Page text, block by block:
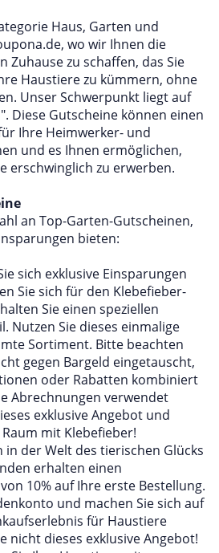
Haus, Garten und
wo wir Ihnen die
Zuhause zu schaffen, das Sie
Haustiere zu kümmern, ohne
Unser Schwerpunkt liegt auf
Diese Gutscheine können einen
Ihre Heimwerker- und
und es Ihnen ermöglichen,
erschwinglich zu erwerben.
an Top-Garten-Gutscheinen,
bieten:
sich exklusive Einsparungen
Sie sich für den Klebefieber-
Sie einen speziellen
Nutzen Sie dieses einmalige
Sortiment. Bitte beachten
gegen Bargeld eingetauscht,
oder Rabatten kombiniert
Abrechnungen verwendet
exklusive Angebot und
mit Klebefieber!
in der Welt des tierischen Glücks
erhalten einen
10% auf Ihre erste Bestellung.
und machen Sie sich auf
für Haustiere
nicht dieses exklusive Angebot!